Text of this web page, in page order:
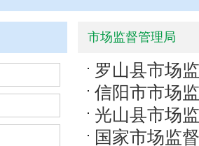
市场监督管理局
罗山县市场
信阳市市场
光山县市场
国家市场监